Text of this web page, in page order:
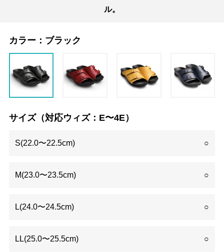
ル。
カラー： ブラック
サイズ（対応ウィズ：E〜4E）
S(22.0〜22.5cm) ○
M(23.0〜23.5cm) ○
L(24.0〜24.5cm) ○
LL(25.0〜25.5cm) ○